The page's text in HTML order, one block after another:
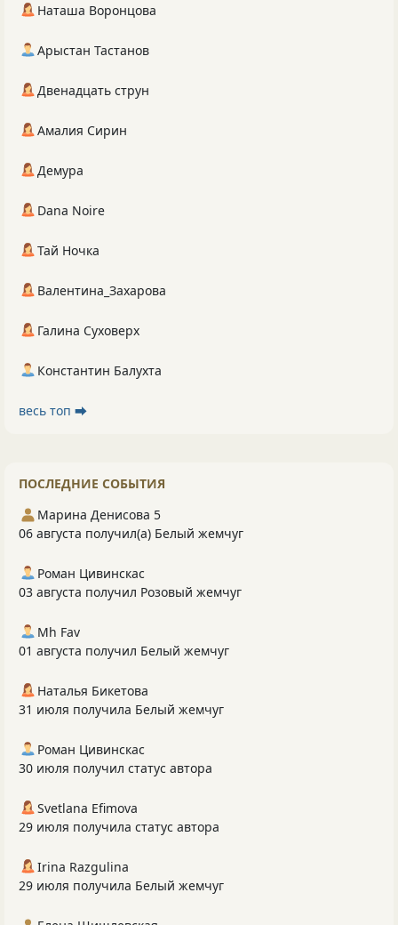
Наташа Воронцова
Арыстан Тастанов
Двенадцать струн
Амалия Сирин
Демура
Dana Noire
Тай Ночка
Валентина_Захарова
Галина Суховерх
Константин Балухта
весь топ ⮕
ПОСЛЕДНИЕ СОБЫТИЯ
Марина Денисова 5
06 августа получил(а) Белый жемчуг
Роман Цивинскас
03 августа получил Розовый жемчуг
Mh Fav
01 августа получил Белый жемчуг
Наталья Бикетова
31 июля получила Белый жемчуг
Роман Цивинскас
30 июля получил статус автора
Svetlana Efimova
29 июля получила статус автора
Irina Razgulina
29 июля получила Белый жемчуг